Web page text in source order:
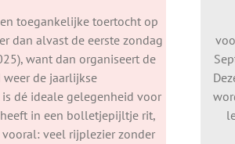
toegankelijke toertocht op
dan alvast de eerste zondag
want dan organiseert de
weer de jaarlijkse
dé ideale gelegenheid voor
in een bolletjepijltje rit,
vooral: veel rijplezier zonder